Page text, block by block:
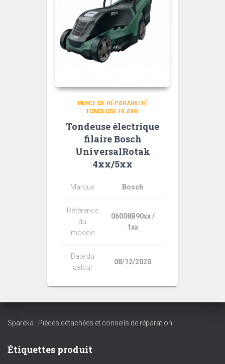
INDICE DE RÉPARABILITÉ
TONDEUSE FILAIRE
Tondeuse électrique
filaire Bosch
UniversalRotak
4xx/5xx
Marque Bosch
Référence
du
modèle
06008B90xx /
1xx
Date du
calcul
08/12/2020
Spareka : Pièces détachées et conseils de réparation
Étiquettes produit